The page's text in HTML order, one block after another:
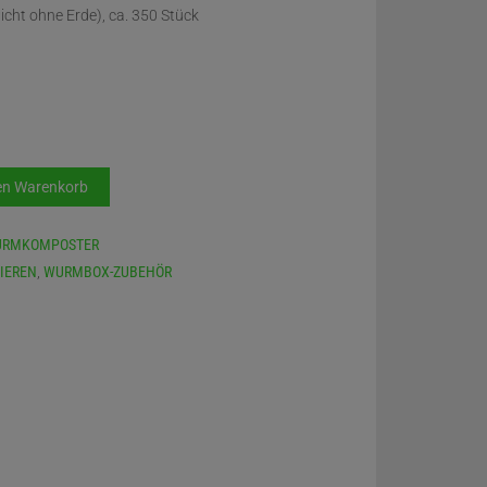
ohne Erde), ca. 350 Stück
Warenkorb
WURMBOX-ZUBEHÖR